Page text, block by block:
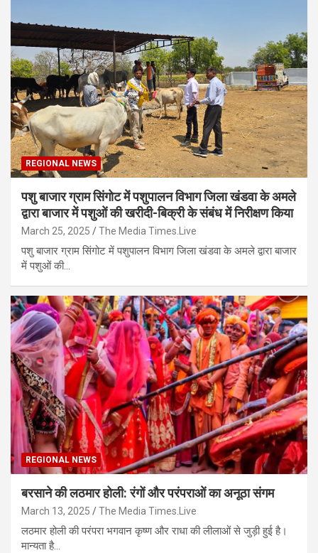
REGIONAL NEWS
पशु बाजार ग्राम सिंगोट में पशुपालन विभाग जिला खंडवा के अमले
द्वारा बाजार में पशुओं की खरीदी-बिक्री के संबंध में निरीक्षण किया
March 25, 2025 The Media Times.Live
पशु बाजार ग्राम सिंगोट में पशुपालन विभाग जिला खंडवा के अमले द्वारा बाजार
में पशुओं की…
REGIONAL NEWS
बरसाने की लठमार होली: रंगों और परंपराओं का अनूठा संगम
March 13, 2025 The Media Times.Live
लठमार होली की परंपरा भगवान कृष्ण और राधा की लीलाओं से जुड़ी हुई है।
मान्यता है…